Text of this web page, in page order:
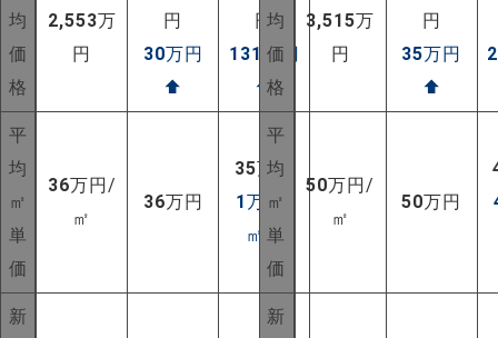
均
価
格
2,553万
円
円
30万円
⬆
円
131 万円
⬆
平
均
㎡
単
価
36万円/
㎡
36万円
35万円
1万円/
㎡ ⬆
新
均
価
格
3,515万
円
円
35万円
⬆
平
均
㎡
単
価
50万円/
㎡
50万円
新